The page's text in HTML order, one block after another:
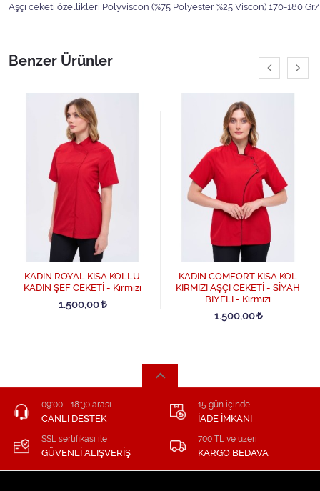
Aşçı ceketi özellikleri Polyviscon (%75 Polyester %25 Viscon) 170-180
Benzer Ürünler
KADIN ROYAL KISA KOLLU
KADIN ŞEF CEKETİ - Kırmızı
1.500,00
KADIN COMFORT KISA KOL
KIRMIZI AŞÇI CEKETİ - SİYAH
BİYELİ - Kırmızı
1.500,00
09:00 - 18:30 arası
CANLI DESTEK
15 gün içinde
İADE İMKANI
SSL sertifikası ile
GÜVENLİ ALIŞVERİŞ
700 TL ve üzeri
KARGO BEDAVA